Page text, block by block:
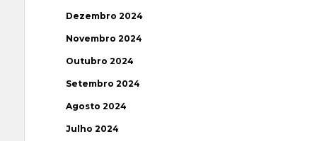
Dezembro 2024
Novembro 2024
Outubro 2024
Setembro 2024
Agosto 2024
Julho 2024